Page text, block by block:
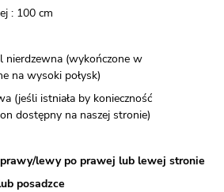
: 100 cm
nierdzewna (wykończone w
na wysoki połysk)
(jeśli istniała by konieczność
dostępny na naszej stronie)​
lewy po prawej lub lewej stronie
posadzce